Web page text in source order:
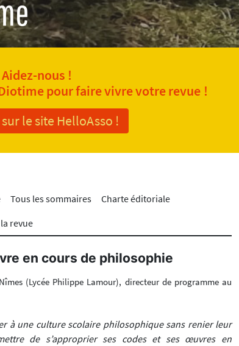
Aidez-nous !
pour faire vivre votre revue !
le site HelloAsso !
Tous les sommaires
Charte éditoriale
revue
en cours de philosophie
(Lycée Philippe Lamour), directeur de programme au
à une culture scolaire philosophique sans renier leur
de s’approprier ses codes et ses œuvres en